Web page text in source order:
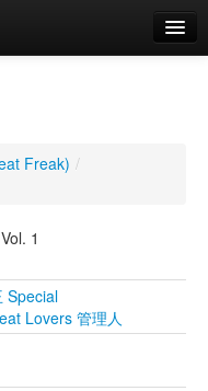
Freak) /
1
Special
Lovers 管理人